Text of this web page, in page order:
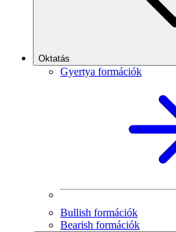
Oktatás
Gyertya formációk
Bullish formációk
Bearish formációk